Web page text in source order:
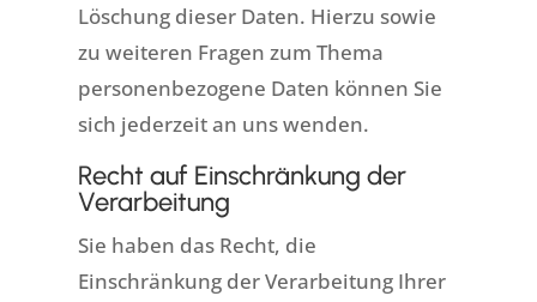
Löschung dieser Daten. Hierzu sowie
zu weiteren Fragen zum Thema
personenbezogene Daten können Sie
sich jederzeit an uns wenden.
Recht auf Einschränkung der
Verarbeitung
Sie haben das Recht, die
Einschränkung der Verarbeitung Ihrer